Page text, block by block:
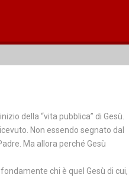
della “vita pubblica” di Gesù.
Non essendo segnato dal
Ma allora perché Gesù
chi è quel Gesù di cui,